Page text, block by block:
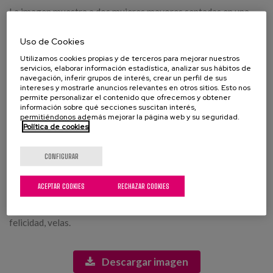
La imagen muestra a dos mujeres mayores sentadas en una
aire libre. Ambas tienen el cabello canoso y lucen tranquilas y
blanca, mientras que la otra mujer, a la derecha, viste una blusa
de encaje blanca. Entre ellas, se puede ver una copa de vino
blanco y un plato de comida, junto a algunas velas encendidas
que aportan un ambiente cálido y acogedor. En el fondo, se
distingue una suave iluminación de luces decorativas que
contribuyen a la atmósfera romántica del lugar. Este escenario
posiblemente una cena.
Etiquetas:
mujeres mayores, conversación, cena al aire libre, luces
felicidad, velas.
Descargar imagen
Uso de Cookies
Utilizamos cookies propias y de terceros para mejorar nuestros
servicios, elaborar información estadística, analizar sus hábitos de
navegación, inferir grupos de interés, crear un perfil de sus
intereses y mostrarle anuncios relevantes en otros sitios. Esto nos
permite personalizar el contenido que ofrecemos y obtener
información sobre qué secciones suscitan interés,
permitiéndonos además mejorar la página web y su seguridad.
Política de cookies
CONFIGURAR
RECHAZAR COOKIES
ACEPTAR COOKIES